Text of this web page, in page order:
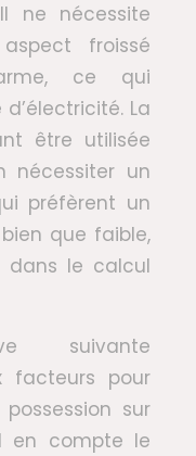
ne nécessite
froissé
ce qui
La
être utilisée
nécessiter un
préfèrent un
que faible,
dans le calcul
suivante
facteurs pour
sur
en compte le